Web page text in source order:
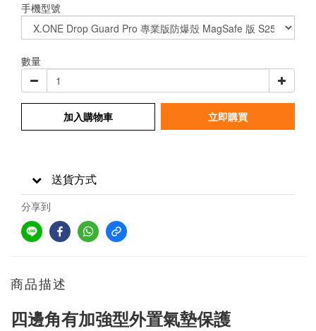
手機型號
數量
加入購物車 立即購買
送貨方式
分享到
商品描述
四邊角有加強型外置氣墊保護